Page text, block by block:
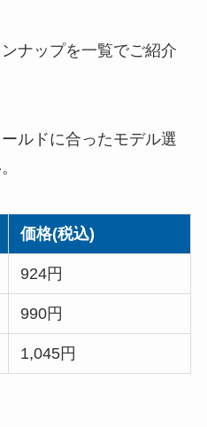
ナップを一覧でご紹介
ルドに合ったモデル選
価格(税込)
924円
990円
1,045円